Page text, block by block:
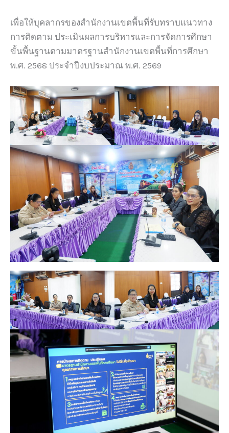
เพื่อให้บุคลากรของสำนักงานเขตพื้นที่รับทราบแนวทาง
การติดตาม ประเมินผลการบริหารและการจัดการศึกษา
ขั้นพื้นฐานตามมาตรฐานสำนักงานเขตพื้นที่การศึกษา
พ.ศ. 2568 ประจำปีงบประมาณ พ.ศ. 2569